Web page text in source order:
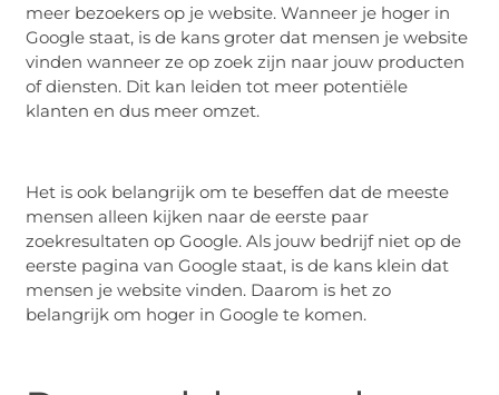
meer bezoekers op je website. Wanneer je hoger in
Google staat, is de kans groter dat mensen je website
vinden wanneer ze op zoek zijn naar jouw producten
of diensten. Dit kan leiden tot meer potentiële
klanten en dus meer omzet.
Het is ook belangrijk om te beseffen dat de meeste
mensen alleen kijken naar de eerste paar
zoekresultaten op Google. Als jouw bedrijf niet op de
eerste pagina van Google staat, is de kans klein dat
mensen je website vinden. Daarom is het zo
belangrijk om hoger in Google te komen.